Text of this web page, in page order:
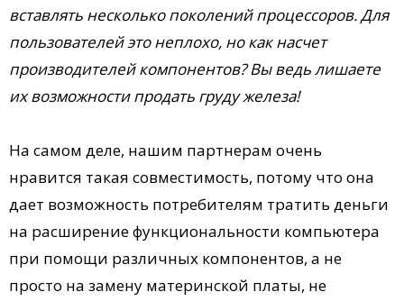
вставлять несколько поколений процессоров. Для
пользователей это неплохо, но как насчет
производителей компонентов? Вы ведь лишаете
их возможности продать груду железа!
На самом деле, нашим партнерам очень
нравится такая совместимость, потому что она
дает возможность потребителям тратить деньги
на расширение функциональности компьютера
при помощи различных компонентов, а не
просто на замену материнской платы, не